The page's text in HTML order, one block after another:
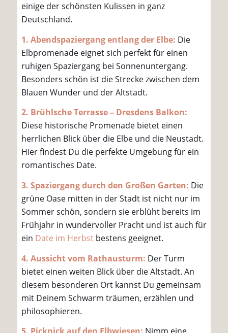
einige der schönsten Kulissen in ganz
Deutschland.
1. Abendspaziergang entlang der Elbe: Die
Elbpromenade eignet sich perfekt für einen
ruhigen Spaziergang bei Sonnenuntergang.
Besonders schön ist die Strecke zwischen dem
Blauen Wunder und der Altstadt.
2. Brühlsche Terrasse – Dresdens Balkon:
Diese historische Promenade bietet einen
herrlichen Blick über die Elbe und die Neustadt.
Hier findest Du die perfekte Umgebung für ein
romantisches Date.
3. Spaziergang durch den Großen Garten: Die
grüne Oase mitten in der Stadt ist nicht nur im
Sommer schön, sondern sie erblüht bereits im
Frühjahr in wundervoller Pracht und ist auch für
ein Date im Herbstbestens geeignet.
4. Aussicht vom Rathausturm: Der Turm
bietet einen weiten Blick über die Altstadt. An
diesem besonderen Ort kannst Du gemeinsam
mit Deinem Schwarm träumen, erzählen und
philosophieren.